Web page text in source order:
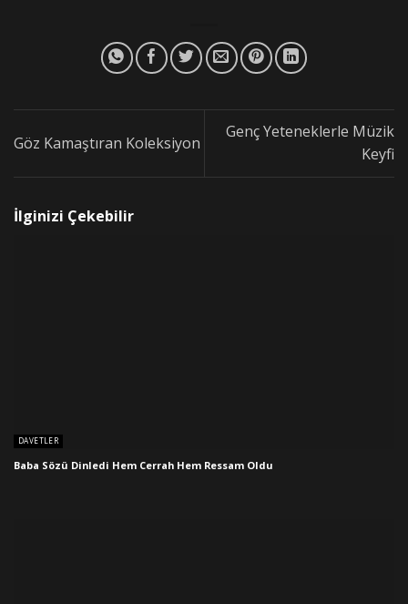
Göz Kamaştıran Koleksiyon
Genç Yeteneklerle Müzik
Keyfi
İlginizi Çekebilir
DAVETLER
Baba Sözü Dinledi Hem Cerrah Hem Ressam Oldu